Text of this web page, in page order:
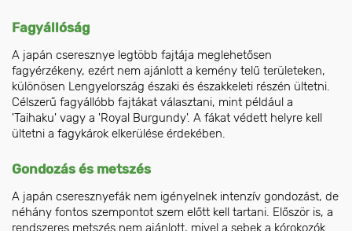
Fagyállóság
A japán cseresznye legtöbb fajtája meglehetősen
fagyérzékeny, ezért nem ajánlott a kemény telű területeken,
különösen Lengyelország északi és északkeleti részén ültetni.
Célszerű fagyállóbb fajtákat választani, mint például a
'Taihaku' vagy a 'Royal Burgundy'. A fákat védett helyre kell
ültetni a fagykárok elkerülése érdekében.
Gondozás és metszés
A japán cseresznyefák nem igényelnek intenzív gondozást, de
néhány fontos szempontot szem előtt kell tartani. Először is, a
rendszeres metszés nem ajánlott, mivel a sebek a kórokozók